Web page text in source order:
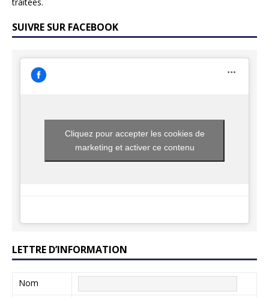
traitées.
SUIVRE SUR FACEBOOK
Cliquez pour accepter les cookies de
marketing et activer ce contenu
LETTRE D’INFORMATION
Nom